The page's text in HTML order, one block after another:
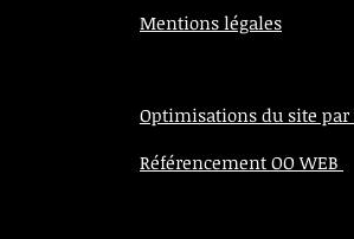
Mentions légales
Optimisations du site
Référencement OO WEB